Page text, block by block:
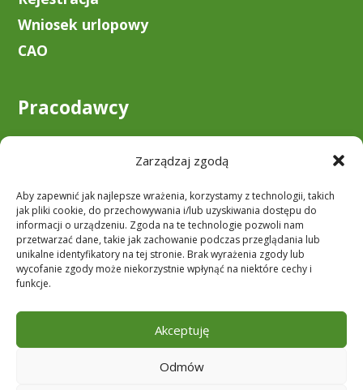
Zarządzaj zgodą
Aby zapewnić jak najlepsze wrażenia, korzystamy z technologii, takich
jak pliki cookie, do przechowywania i/lub uzyskiwania dostępu do
informacji o urządzeniu. Zgoda na te technologie pozwoli nam
przetwarzać dane, takie jak zachowanie podczas przeglądania lub
unikalne identyfikatory na tej stronie. Brak wyrażenia zgody lub
wycofanie zgody może niekorzystnie wpłynąć na niektóre cechy i
funkcje.
Akceptuję
Odmów
Wniosek urlopowy
CAO
Pracodawcy
Zostań klientem
Do pobrania
Obserwuj nas